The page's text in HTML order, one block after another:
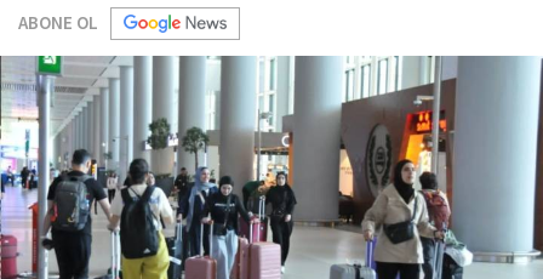
ABONE OL